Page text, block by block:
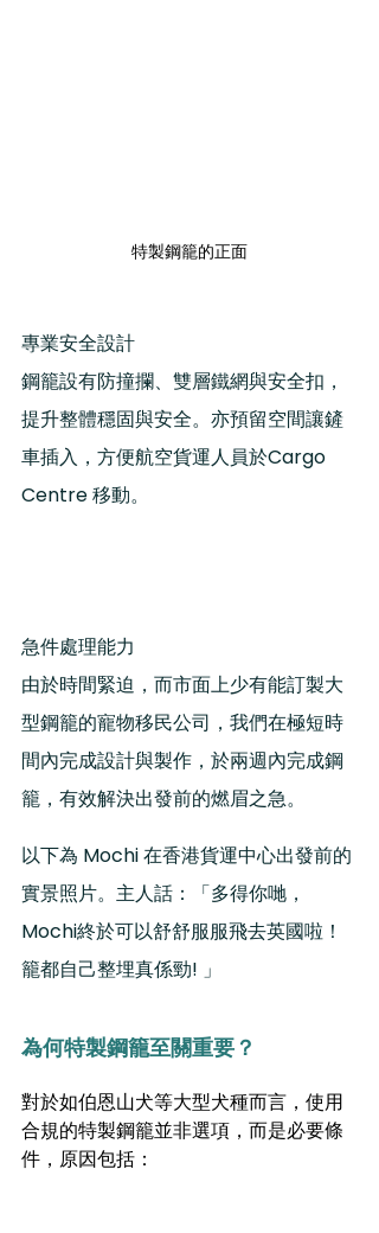
特製鋼籠的正面
專業安全設計
鋼籠設有防撞攔、雙層鐵網與安全扣，
提升整體穩固與安全。亦預留空間讓鏟
車插入，方便航空貨運人員於Cargo
Centre 移動。
急件處理能力
由於時間緊迫，而市面上少有能訂製大
型鋼籠的寵物移民公司，我們在極短時
間內完成設計與製作，於兩週內完成鋼
籠 ，有效解決出發前的燃眉之急。
以下為 Mochi 在香港貨運中心出發前的
實景照片。主人話：「多得你哋，
Mochi終於可以舒舒服服飛去英國啦！
籠都自己整埋真係勁! 」
為何特製鋼籠至關重要？
對於如伯恩山犬等大型犬種而言，使用
合規的特製鋼籠並非選項，而是必要條
件，原因包括：